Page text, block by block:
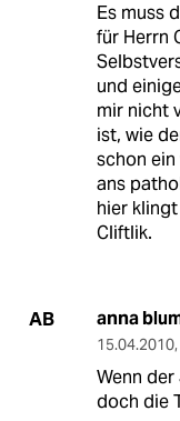
Es muss
für Herrn
und
mir nicht
ist, wie
schon
ans
hier
Cliftlik.
AB anna
15.04.2010,
Wenn
doch die